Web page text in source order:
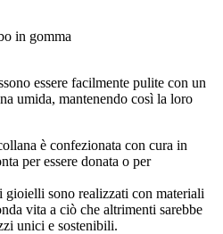
in gomma
essere facilmente pulite con un
umida, mantenendo così la loro
è confezionata con cura in
per essere donata o per
sono realizzati con materiali
vita a ciò che altrimenti sarebbe
unici e sostenibili.